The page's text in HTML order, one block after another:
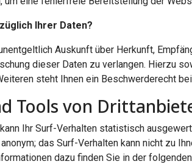
Ihrer Daten?
Auskunft über Herkunft,
dieser Daten zu verlangen. Hierzu
steht Ihnen ein Beschwerderecht
Tools von
Ihr Surf-Verhalten statistisch
das Surf-Verhalten kann nicht zu
dazu finden Sie in der